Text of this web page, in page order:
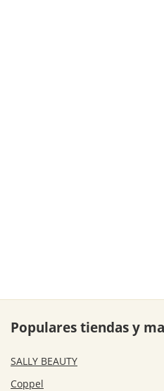
Populares tiendas y
SALLY BEAUTY
Coppel